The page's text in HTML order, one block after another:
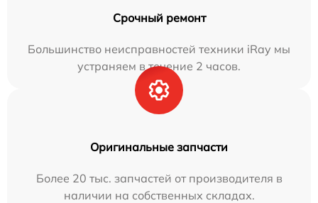
Срочный ремонт
Большинство неисправностей техники iRay мы
устраняем в течение 2 часов.
Оригинальные запчасти
Более 20 тыс. запчастей от производителя в
наличии на собственных складах.